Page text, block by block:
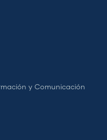
y Comunicación